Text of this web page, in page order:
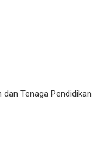
Tenaga Pendidikan